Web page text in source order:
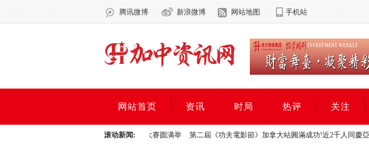
腾讯微博 新浪微博 网站地图 手机站
网站首页 资讯 时局 热评 关注
滚动新闻:
华人地产联盟首届“地产最强音”歌唱大赛圆满举 第二屆《功夫電影節》加拿大站圓滿成功!近2千人同慶亞裔文